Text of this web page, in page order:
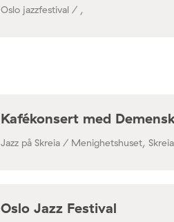
Oslo jazzfestival / ,
Kafékonsert med
Jazz på Skreia / Menighetshuset, Skreia
Oslo Jazz Festival